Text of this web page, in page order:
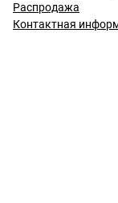
Распродажа
Контактная